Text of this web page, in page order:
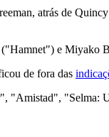
atrás de
("Hamnet") e Miyako
de fora das
"Amistad", "Selma: